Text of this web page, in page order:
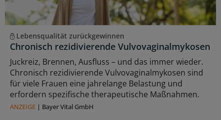
Lebensqualität zurückgewinnen
Chronisch rezidivierende Vulvovaginalmykosen
Juckreiz, Brennen, Ausfluss – und das immer wieder.
Chronisch rezidivierende Vulvovaginalmykosen sind
für viele Frauen eine jahrelange Belastung und
erfordern spezifische therapeutische Maßnahmen.
ANZEIGE | Bayer Vital GmbH